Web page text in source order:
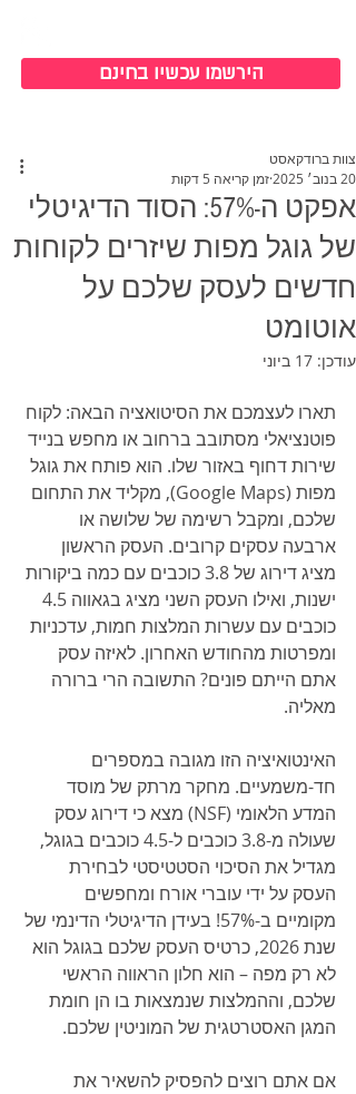
הירשמו עכשיו בחינם
אפקט ה-57%: הסוד הדיגיטלי
של גוגל מפות שיזרים לקוחות
חדשים לעסק שלכם על
אוטומט
צוות ברודקאסט
20 בנוב׳ 2025
זמן קריאה 5 דקות
עודכן: 17 ביוני
תארו לעצמכם את הסיטואציה הבאה: לקוח
פוטנציאלי מסתובב ברחוב או מחפש בנייד
שירות דחוף באזור שלו. הוא פותח את גוגל
מפות (Google Maps), מקליד את התחום
שלכם, ומקבל רשימה של שלושה או
ארבעה עסקים קרובים. העסק הראשון
מציג דירוג של 3.8 כוכבים עם כמה ביקורות
כוכבים עם עשרות המלצות חמות, עדכניות
ומפרטות מהחודש האחרון. לאיזה עסק
אתם הייתם פונים? התשובה הרי ברורה
מאליה.
האינטואיציה הזו מגובה במספרים
חד-משמעיים. מחקר מרתק של מוסד
המדע הלאומי (NSF) מצא כי דירוג עסק
שעולה מ-3.8 כוכבים ל-4.5 כוכבים בגוגל,
מגדיל את הסיכוי הסטטיסטי לבחירת
העסק על ידי עוברי אורח ומחפשים
מקומיים ב-57%! בעידן הדיגיטלי הדינמי של
שנת 2026, כרטיס העסק שלכם בגוגל הוא
לא רק מפה – הוא חלון הראווה הראשי
שלכם, וההמלצות שנמצאות בו הן חומת
המגן האסטרטגית של המוניטין שלכם.
אם אתם רוצים להפסיק להשאיר את